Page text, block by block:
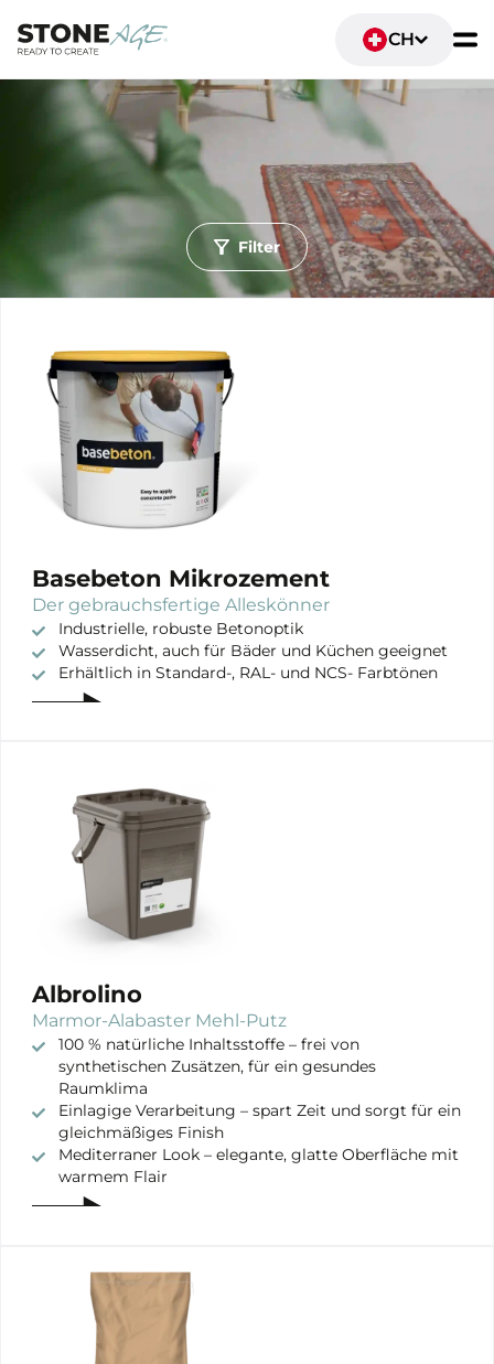
CH
Filter
Ruimte
Wohn- und Lebensräume
Gastronomie und Einzelhandel
Büro- und Arbeitsräume
Fitness- und Sportbereiche
Ondergrond Wand
Gebruik Interieur
Basebeton Mikrozement
Der gebrauchsfertige Alleskönner
Industrielle, robuste Betonoptik
Wasserdicht, auch für Bäder und Küchen geeignet
Erhältlich in Standard-, RAL- und NCS- Farbtönen
Albrolino
Marmor-Alabaster Mehl-Putz
100 % natürliche Inhaltsstoffe – frei von
synthetischen Zusätzen, für ein gesundes
Raumklima
Einlagige Verarbeitung – spart Zeit und sorgt für ein
gleichmäßiges Finish
Mediterraner Look – elegante, glatte Oberfläche mit
warmem Flair